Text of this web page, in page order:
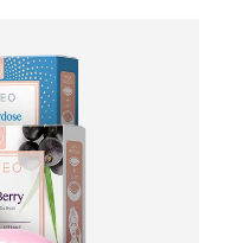
预计送达日期
预计送达日期
预计送达日期